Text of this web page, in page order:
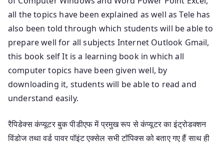
all the topics have been explained as well as Tele has
also been told through which students will be able to
prepare well for all subjects Internet Outlook Gmail,
this book self It is a learning book in which all
computer topics have been given well, by
downloading it, students will be able to read and
understand easily.
रैपिडेक्स कंप्यूटर बुक पीडीएफ में प्रमुख रूप से कंप्यूटर का इंट्रोडक्शन
विंडोज तथा वर्ड पावर पॉइंट एक्सेल सभी टॉपिक्स को बताए गए हैं साथ ही